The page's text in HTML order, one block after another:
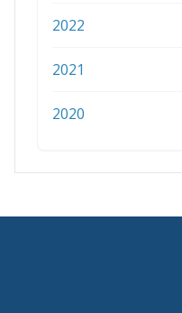
2022
2021
2020